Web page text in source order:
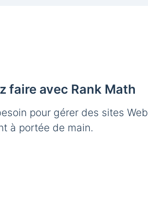
faire avec Rank Math
pour gérer des sites Web
à portée de main.